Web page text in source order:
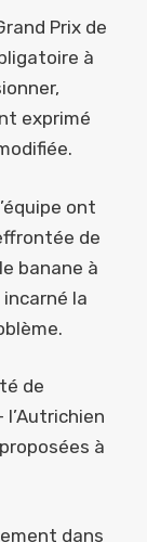
Prix de
à
exprimé
ont
de
banane à
la
de
l’Autrichien
à
dans